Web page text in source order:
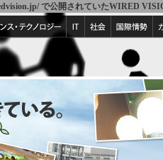
で公開されていたWIRED